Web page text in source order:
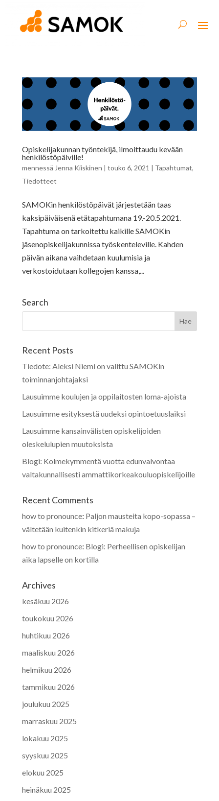
Opiskelijakunnan työntekijä, ilmoittaudu kevään
henkilöstöpäiville!
mennessä Jenna Kiiskinen | touko 6, 2021 | Tapahtumat,
Tiedotteet
SAMOKin henkilöstöpäivät järjestetään taas
kaksipäiväisenä etätapahtumana 19.-20.5.2021.
Tapahtuma on tarkoitettu kaikille SAMOKin
jäsenopiskelijakunnissa työskenteleville. Kahden
päivän aikana vaihdetaan kuulumisia ja
verkostoidutaan kollegojen kanssa,...
Search
Recent Posts
Tiedote: Aleksi Niemi on valittu SAMOKin
toiminnanjohtajaksi
Lausuimme koulujen ja oppilaitosten loma-ajoista
Lausuimme esityksestä uudeksi opintoetuuslaiksi
Lausuimme kansainvälisten opiskelijoiden
oleskelulupien muutoksista
Blogi: Kolmekymmentä vuotta edunvalvontaa
valtakunnallisesti ammattikorkeakouluopiskelijoille
Recent Comments
how to pronounce: Paljon mausteita kopo-sopassa –
vältetään kuitenkin kitkeriä makuja
how to pronounce: Blogi: Perheellisen opiskelijan
aika lapselle on kortilla
Archives
kesäkuu 2026
toukokuu 2026
huhtikuu 2026
maaliskuu 2026
helmikuu 2026
tammikuu 2026
joulukuu 2025
marraskuu 2025
lokakuu 2025
syyskuu 2025
elokuu 2025
heinäkuu 2025